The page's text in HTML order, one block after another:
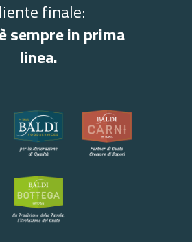
finale:
sempre in prima
linea.